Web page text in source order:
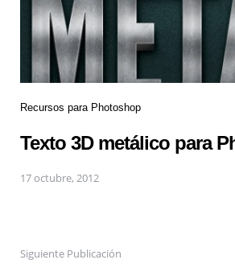
Recursos para Photoshop
Texto 3D metálico para
17 octubre, 2012
Siguiente Publicación